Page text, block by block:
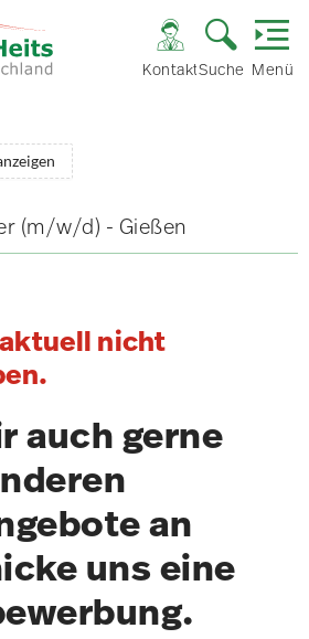
KontaktSuche Menü
(m/w/d) - Gießen
nicht
auch gerne
an
uns eine